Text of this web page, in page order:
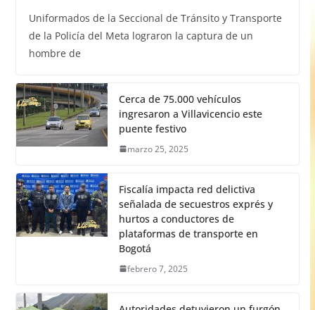
Uniformados de la Seccional de Tránsito y Transporte
de la Policía del Meta lograron la captura de un
hombre de
Cerca de 75.000 vehículos
ingresaron a Villavicencio este
puente festivo
marzo 25, 2025
Fiscalía impacta red delictiva
señalada de secuestros exprés y
hurtos a conductores de
plataformas de transporte en
Bogotá
febrero 7, 2025